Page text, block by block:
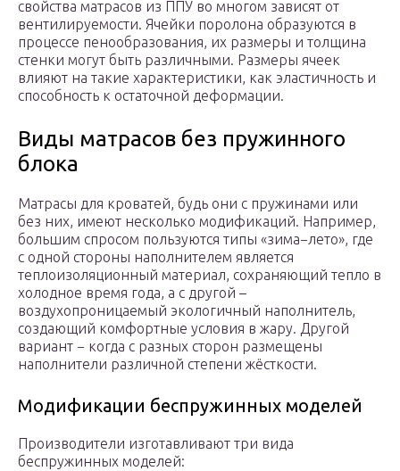
свойства матрасов из ППУ во многом зависят от
вентилируемости. Ячейки поролона образуются в
процессе пенообразования, их размеры и толщина
стенки могут быть различными. Размеры ячеек
влияют на такие характеристики, как эластичность и
способность к остаточной деформации.
Виды матрасов без пружинного
блока
Матрасы для кроватей, будь они с пружинами или
без них, имеют несколько модификаций. Например,
большим спросом пользуются типы «зима−лето», где
с одной стороны наполнителем является
теплоизоляционный материал, сохраняющий тепло в
холодное время года, а с другой –
воздухопроницаемый экологичный наполнитель,
создающий комфортные условия в жару. Другой
вариант − когда с разных сторон размещены
наполнители различной степени жёсткости.
Модификации беспружинных моделей
Производители изготавливают три вида
беспружинных моделей: